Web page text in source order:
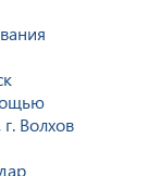
Волхов